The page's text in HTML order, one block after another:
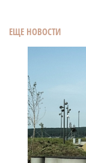
ЕЩЕ НОВОСТИ